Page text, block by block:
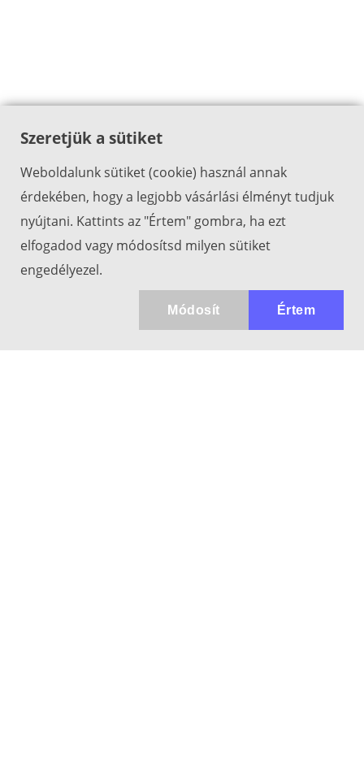
Szeretjük a sütiket
Weboldalunk sütiket (cookie) használ annak
érdekében, hogy a legjobb vásárlási élményt tudjuk
nyújtani. Kattints az "Értem" gombra, ha ezt
elfogadod vagy módosítsd milyen sütiket
engedélyezel.
Értem
Módosít